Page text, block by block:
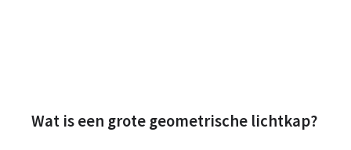
Wat is een grote geometrische lichtkap?